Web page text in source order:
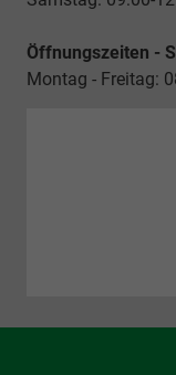
Öffnungszeiten -
Montag - Freitag: